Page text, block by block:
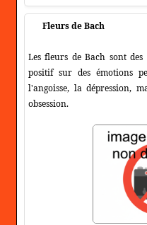
Fleurs de Bach
Les fleurs de Bach sont
positif sur des émotions
l'angoisse, la dépression,
obsession.